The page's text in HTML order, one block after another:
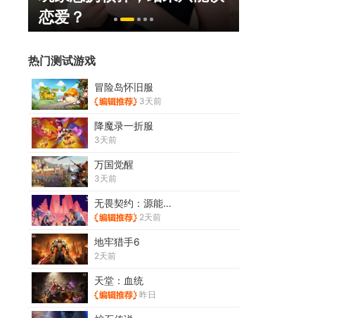
恋爱？
热门测试游戏
冒险岛怀旧服
3天前
降魔录一折服
3天前
万国觉醒
3天前
无畏契约：源能行动
2天前
地牢猎手6
2天前
天堂：血统
昨日